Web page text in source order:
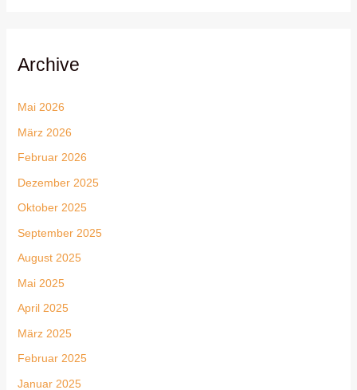
Archive
Mai 2026
März 2026
Februar 2026
Dezember 2025
Oktober 2025
September 2025
August 2025
Mai 2025
April 2025
März 2025
Februar 2025
Januar 2025